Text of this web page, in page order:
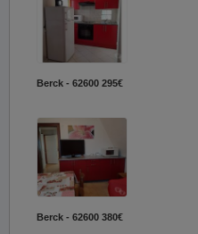
Berck - 62600 295€
Berck - 62600 380€